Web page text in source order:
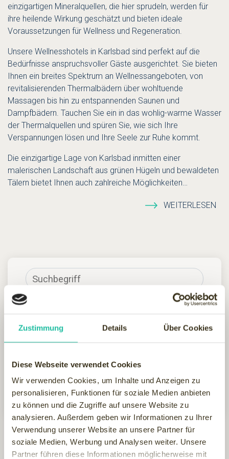
Zustimmung Details Über Cookies
Diese Webseite verwendet Cookies
Wir verwenden Cookies, um Inhalte und Anzeigen zu
personalisieren, Funktionen für soziale Medien anbieten
zu können und die Zugriffe auf unsere Website zu
analysieren. Außerdem geben wir Informationen zu Ihrer
Verwendung unserer Website an unsere Partner für
soziale Medien, Werbung und Analysen weiter. Unsere
Partner führen diese Informationen möglicherweise mit
einzigartigen Mineralquellen, die hier sprudeln, werden für
ihre heilende Wirkung geschätzt und bieten ideale
Voraussetzungen für Wellness und Regeneration.
Unsere Wellnesshotels in Karlsbad sind perfekt auf die
Bedürfnisse anspruchsvoller Gäste ausgerichtet. Sie bieten
Ihnen ein breites Spektrum an Wellnessangeboten, von
revitalisierenden Thermalbädern über wohltuende
Massagen bis hin zu entspannenden Saunen und
Dampfbädern. Tauchen Sie ein in das wohlig-warme Wasser
der Thermalquellen und spüren Sie, wie sich Ihre
Verspannungen lösen und Ihre Seele zur Ruhe kommt.
Die einzigartige Lage von Karlsbad inmitten einer
malerischen Landschaft aus grünen Hügeln und bewaldeten
Tälern bietet Ihnen auch zahlreiche Möglichkeiten…
WEITERLESEN
Hotel finden
FILTER
Der Wellnessfinder hat 1 Wellnesshotels in Karlsbad